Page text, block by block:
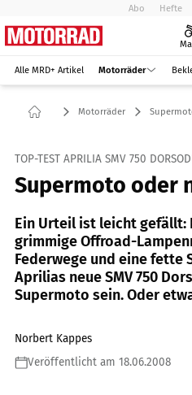
Abo Hefte
Alle MRD+ Artikel Motorräder
Motorräder
TOP-TEST APRILIA SMV 750
Supermoto oder
Ein Urteil ist leicht
grimmige Offroad-
Federwege und eine fette
Aprilias neue SMV 750
Supermoto sein. Oder
Norbert Kappes
Veröffentlicht am 18.06.2008